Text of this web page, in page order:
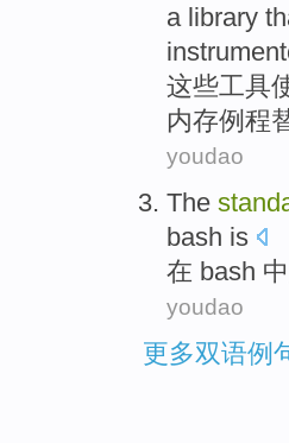
a library
这些工具
内存例程
youdao
The
bash is
在 bash 中
youdao
更多双语例